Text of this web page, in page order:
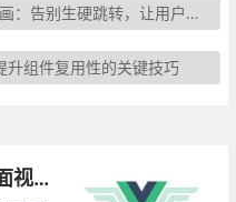
生硬跳转，让用户体验飞起来！
升组件复用性的关键技巧
vue中数据更新变化，而页面视图未渲染的解决方案